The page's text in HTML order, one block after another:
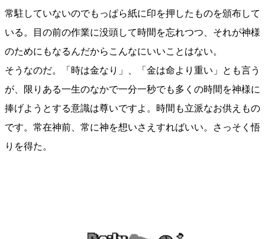
常駐していないのでもっぱら紙に印を押したものを頒布して
いる。目の前の作業に没頭して時間を忘れつつ、それが神様
のためにもなるんだからこんなにいいことはない。
そうなのだ。「時は金なり」、「金は命より重い」とも言う
が、限りある一生のなかで一分一秒でも多くの時間を神様に
捧げようとする意識は尊いですよ。時間も立派なお供えもの
です。常在神前、常に神を想いさえすればいい。さっそく悟
りを得た。